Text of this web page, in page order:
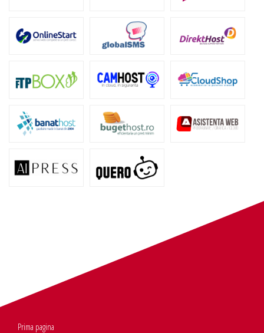
Prima pagina